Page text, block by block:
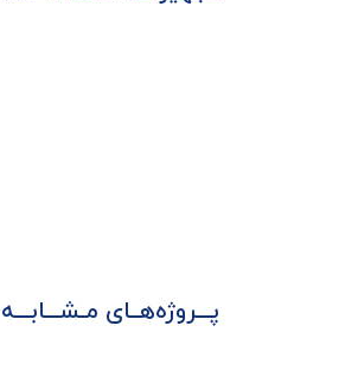
پـــروژه‌هــای مـشـــابـــه